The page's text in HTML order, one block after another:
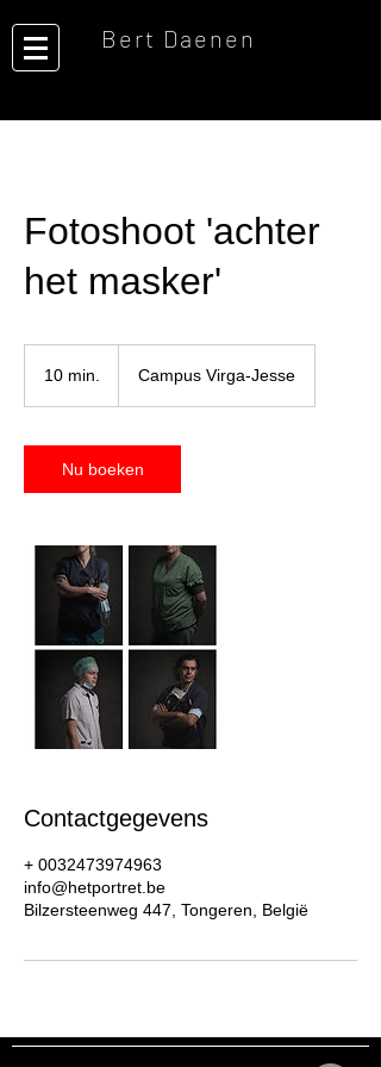
Bert Daenen
Fotoshoot 'achter
het masker'
10 min.
i
n
Campus Virga-Jesse
Nu boeken
Contactgegevens
+ 0032473974963
info@hetportret.be
Bilzersteenweg 447, Tongeren, België